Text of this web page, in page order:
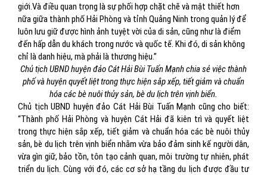
giới.Và điều quan trọng là sự phối hợp chặt chẽ và mật thiết hơn
nữa giữa thành phố Hải Phòng và tỉnh Quảng Ninh trong quản lý để
luôn lưu giữ được hình ảnh tuyệt vời của di sản, cũng như là điểm
đến hấp dẫn du khách trong nước và quốc tế. Khi đó, di sản không
chỉ là danh hiệu, mà phải là thương hiệu.”
Chủ tịch UBND huyện đảo Cát Hải Bùi Tuấn Mạnh chia sẻ việc thành
phố và huyện quyết liệt trong thực hiệnsắp xếp, tiết giảm và chuẩn
hóa các bè nuôi thủy sản, bè du lịch trên vịnh biển.
Chủ tịch UBND huyện đảo Cát Hải Bùi Tuấn Mạnh cũng cho biết:
“Thành phố Hải Phòng và huyện Cát Hải đã kiên trì và quyết liệt
trong thực hiện sắp xếp, tiết giảm và chuẩn hóa các bè nuôi thủy
sản, bè du lịch trên vịnh biển nhằm vừa bảo đảm sinh kế người dân,
vừa gìn giữ, bảo tồn, tôn tạo cảnh quan, môi trường tự nhiên, phát
triển du lịch. Cùng với đó, các cơ sở hạ tầng du lịch được đầu tư